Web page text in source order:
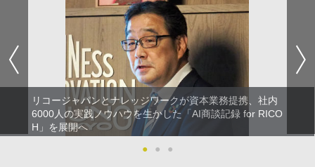
リコージャパンとナレッジワークが資本業務提携、社内
6000人の実践ノウハウを生かした「AI商談記録 for RICO
H」を展開へ
●
● ●